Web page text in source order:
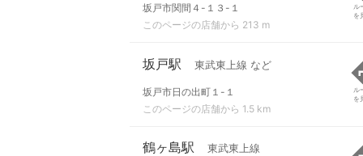
坂戸市関間４-１３-１
このページの店舗から 213 m
ル
を
坂戸駅 東武東上線 など
坂戸市日の出町１-１
このページの店舗から 1.5 km
ル
を
鶴ヶ島駅 東武東上線